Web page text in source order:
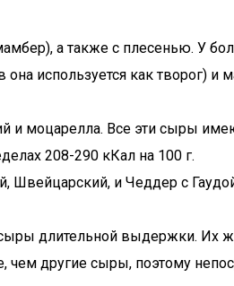
а также с плесенью. У
используется как творог) и
моцарелла. Все эти сыры
208-290 кКал на 100 г.
и Чеддер с
длительной выдержки. Их
чем другие сыры, поэтому